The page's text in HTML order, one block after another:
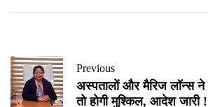
Previous
अस्पतालों और मैरिज लॉन्स ने
तो होगी मुश्किल, आदेश जारी !